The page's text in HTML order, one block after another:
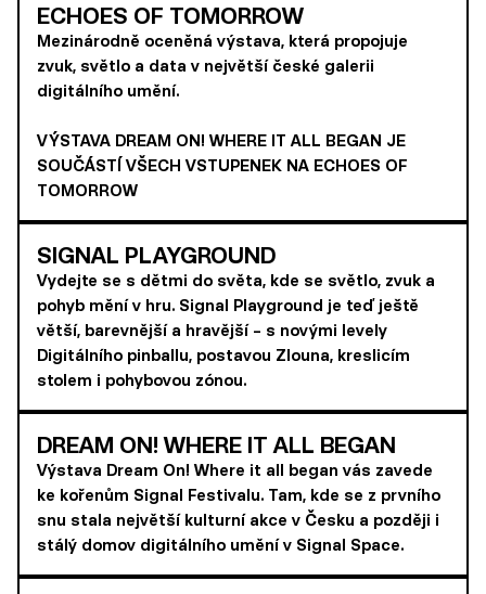
ECHOES OF TOMORROW
Mezinárodně oceněná výstava, která propojuje
zvuk, světlo a data v největší české galerii
digitálního umění.
VÝSTAVA DREAM ON! WHERE IT ALL BEGAN JE
SOUČÁSTÍ VŠECH VSTUPENEK NA ECHOES OF
TOMORROW
SIGNAL PLAYGROUND
Vydejte se s dětmi do světa, kde se světlo, zvuk a
pohyb mění v hru. Signal Playground je teď ještě
větší, barevnější a hravější – s novými levely
Digitálního pinballu, postavou Zlouna, kreslicím
stolem i pohybovou zónou.
DREAM ON! WHERE IT ALL BEGAN
Výstava Dream On! Where it all began vás zavede
ke kořenům Signal Festivalu. Tam, kde se z prvního
snu stala největší kulturní akce v Česku a později i
stálý domov digitálního umění v Signal Space.